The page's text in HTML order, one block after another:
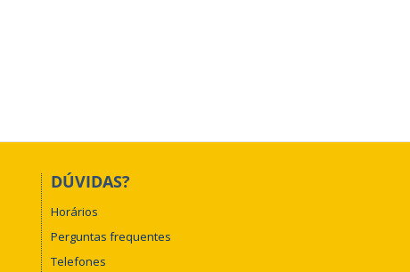
DÚVIDAS?
Horários
Perguntas frequentes
Telefones